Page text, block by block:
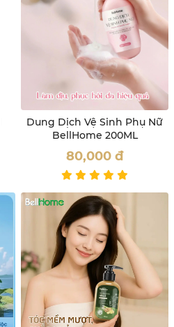
Dung Dịch Vệ Sinh Phụ Nữ
BellHome 200ML
80,000 đ